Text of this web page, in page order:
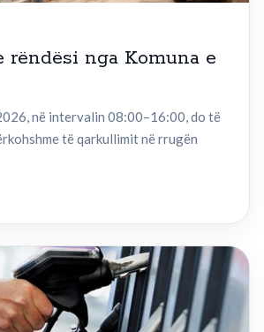
rëndësi nga Komuna e
në intervalin 08:00–16:00, do të
të qarkullimit në rrugën